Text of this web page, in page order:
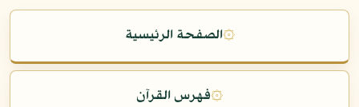
۞الصفحة الرئيسية
۞فهرس القرآن